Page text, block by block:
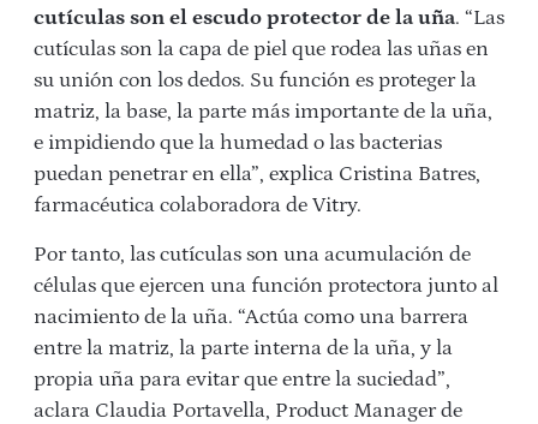
cutículas son el escudo protector de la uña. “Las
cutículas son la capa de piel que rodea las uñas en
su unión con los dedos. Su función es proteger la
matriz, la base, la parte más importante de la uña,
e impidiendo que la humedad o las bacterias
puedan penetrar en ella”, explica Cristina Batres,
farmacéutica colaboradora de Vitry.
Por tanto, las cutículas son una acumulación de
células que ejercen una función protectora junto al
nacimiento de la uña. “Actúa como una barrera
entre la matriz, la parte interna de la uña, y la
propia uña para evitar que entre la suciedad”,
aclara Claudia Portavella, Product Manager de